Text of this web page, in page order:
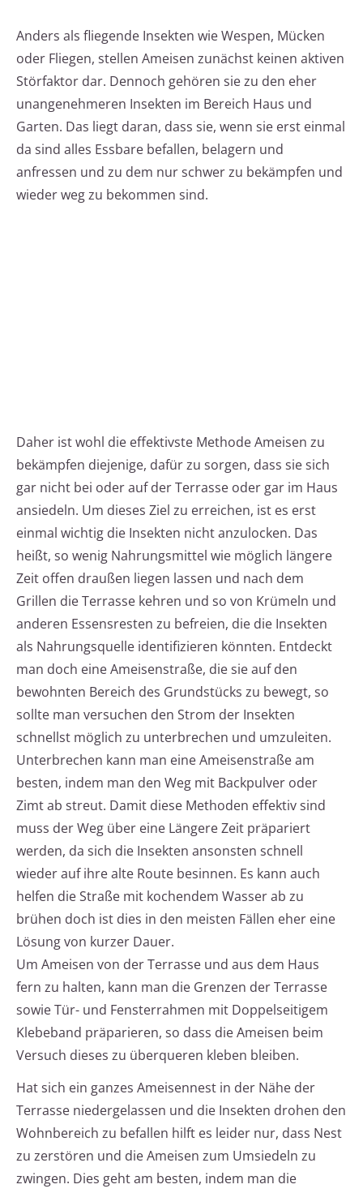
Anders als fliegende Insekten wie Wespen, Mücken
oder Fliegen, stellen Ameisen zunächst keinen aktiven
Störfaktor dar. Dennoch gehören sie zu den eher
unangenehmeren Insekten im Bereich Haus und
Garten. Das liegt daran, dass sie, wenn sie erst einmal
da sind alles Essbare befallen, belagern und
anfressen und zu dem nur schwer zu bekämpfen und
wieder weg zu bekommen sind.
Daher ist wohl die effektivste Methode Ameisen zu
bekämpfen diejenige, dafür zu sorgen, dass sie sich
gar nicht bei oder auf der Terrasse oder gar im Haus
ansiedeln. Um dieses Ziel zu erreichen, ist es erst
einmal wichtig die Insekten nicht anzulocken. Das
heißt, so wenig Nahrungsmittel wie möglich längere
Zeit offen draußen liegen lassen und nach dem
Grillen die Terrasse kehren und so von Krümeln und
anderen Essensresten zu befreien, die die Insekten
als Nahrungsquelle identifizieren könnten. Entdeckt
man doch eine Ameisenstraße, die sie auf den
bewohnten Bereich des Grundstücks zu bewegt, so
sollte man versuchen den Strom der Insekten
schnellst möglich zu unterbrechen und umzuleiten.
Unterbrechen kann man eine Ameisenstraße am
besten, indem man den Weg mit Backpulver oder
Zimt ab streut. Damit diese Methoden effektiv sind
muss der Weg über eine Längere Zeit präpariert
werden, da sich die Insekten ansonsten schnell
wieder auf ihre alte Route besinnen. Es kann auch
helfen die Straße mit kochendem Wasser ab zu
brühen doch ist dies in den meisten Fällen eher eine
Lösung von kurzer Dauer.
Um Ameisen von der Terrasse und aus dem Haus
fern zu halten, kann man die Grenzen der Terrasse
sowie Tür- und Fensterrahmen mit Doppelseitigem
Klebeband präparieren, so dass die Ameisen beim
Versuch dieses zu überqueren kleben bleiben.
Hat sich ein ganzes Ameisennest in der Nähe der
Terrasse niedergelassen und die Insekten drohen den
Wohnbereich zu befallen hilft es leider nur, dass Nest
zu zerstören und die Ameisen zum Umsiedeln zu
zwingen. Dies geht am besten, indem man die